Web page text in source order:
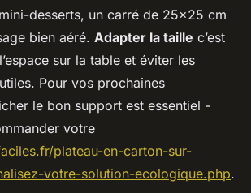
desserts, un carré de 25x25 cm
bien aéré. Adapter la taille c’est
sur la table et éviter les
Pour vos prochaines
le bon support est essentiel -
votre
plateau-en-carton-sur-
votre-solution-ecologique.php.